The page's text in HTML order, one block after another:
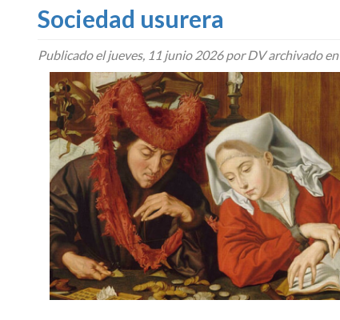
Sociedad usurera
Publicado eljueves, 11 junio 2026por DV archivado en